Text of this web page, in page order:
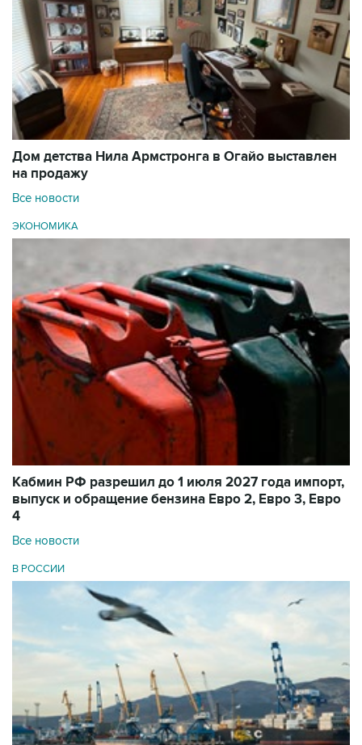
Дом детства Нила Армстронга в Огайо выставлен
на продажу
Все новости
ЭКОНОМИКА
Кабмин РФ разрешил до 1 июля 2027 года импорт,
выпуск и обращение бензина Евро 2, Евро 3, Евро
4
Все новости
В РОССИИ